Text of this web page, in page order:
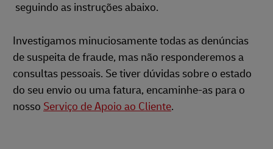
seguindo as instruções abaixo.
Investigamos minuciosamente todas as denúncias
de suspeita de fraude, mas não responderemos a
consultas pessoais. Se tiver dúvidas sobre o estado
do seu envio ou uma fatura, encaminhe-as para o
nosso Serviço de Apoio ao Cliente.